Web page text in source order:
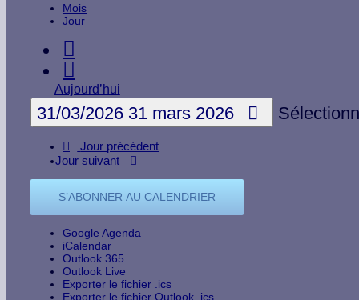
Mois
Jour
Aujourd’hui
31/03/2026 31 mars 2026
Jour précédent
Jour suivant
S’ABONNER AU CALENDRIER
Google Agenda
iCalendar
Outlook 365
Outlook Live
Exporter le fichier .ics
Exporter le fichier Outlook .ics